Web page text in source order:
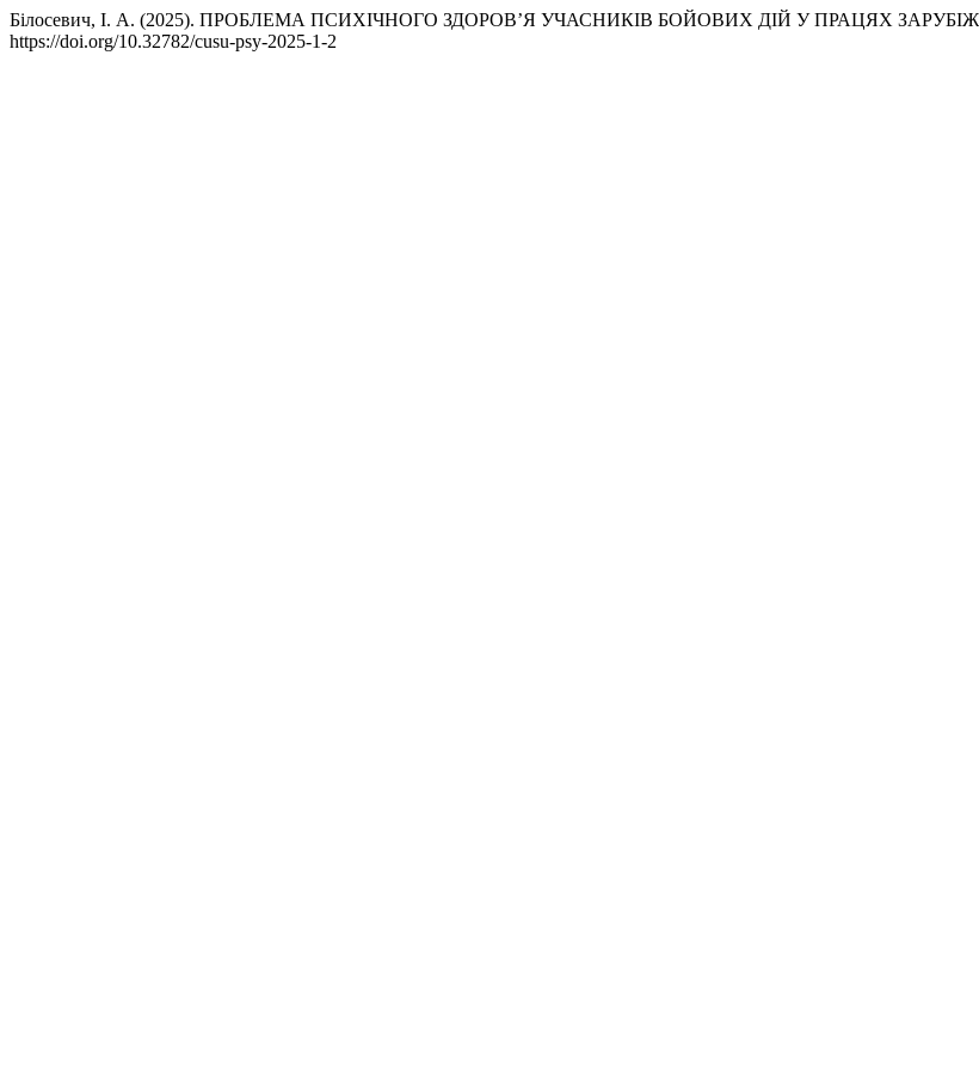
Білосевич, І. А. (2025). ПРОБЛЕМА ПСИХІЧНОГО ЗДОРОВ’Я УЧАСНИКІВ БОЙОВИХ ДІЙ У ПРАЦЯХ
https://doi.org/10.32782/cusu-psy-2025-1-2